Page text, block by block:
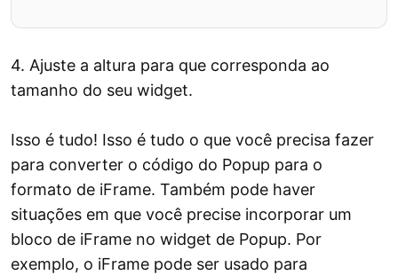
4. Ajuste a altura para que corresponda ao
tamanho do seu widget.
Isso é tudo! Isso é tudo o que você precisa fazer
para converter o código do Popup para o
formato de iFrame. Também pode haver
situações em que você precise incorporar um
bloco de iFrame no widget de Popup. Por
exemplo, o iFrame pode ser usado para